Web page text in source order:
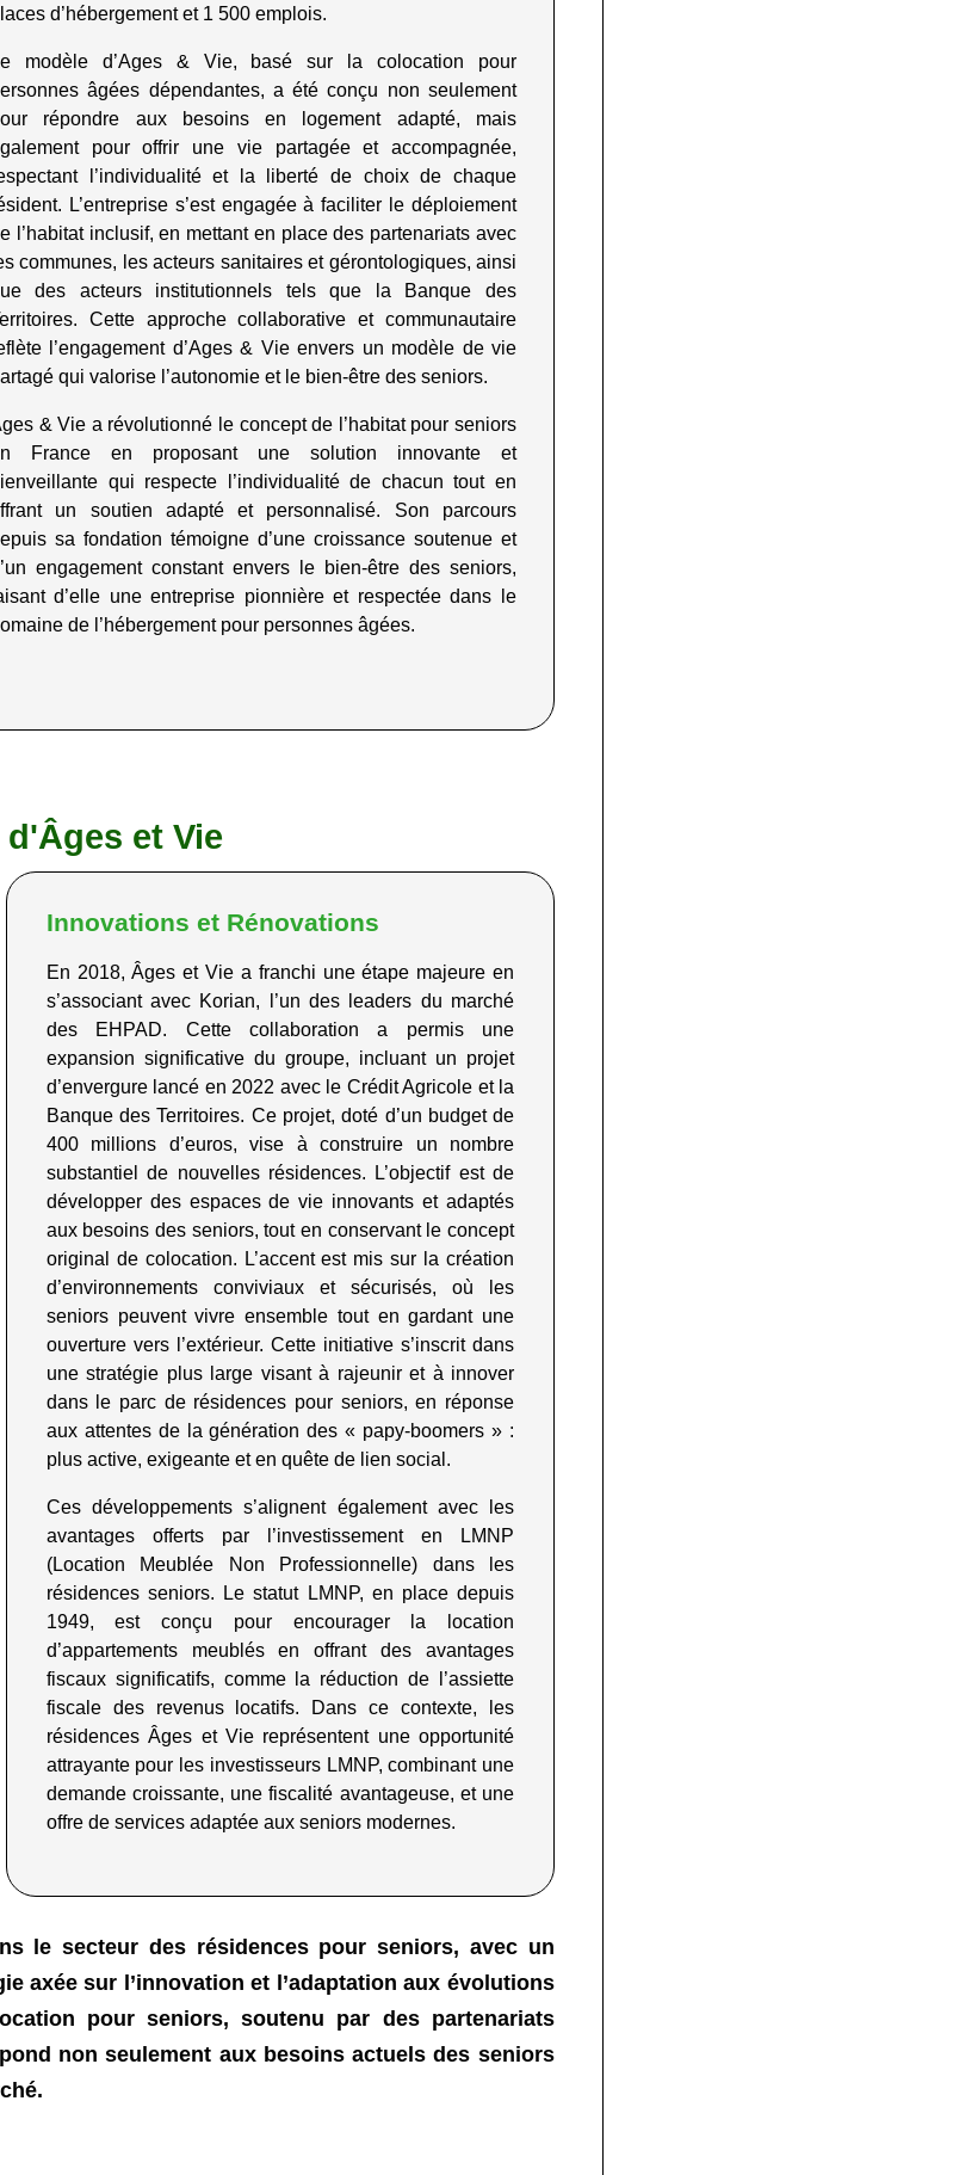
d’hébergement et 1 500 emplois.
modèle d’Ages & Vie, basé sur la colocation pour
âgées dépendantes, a été conçu non seulement
répondre aux besoins en logement adapté, mais
pour offrir une vie partagée et accompagnée,
l’individualité et la liberté de choix de chaque
L’entreprise s’est engagée à faciliter le déploiement
l’habitat inclusif, en mettant en place des partenariats avec
communes, les acteurs sanitaires et gérontologiques, ainsi
des acteurs institutionnels tels que la Banque des
Cette approche collaborative et communautaire
l’engagement d’Ages & Vie envers un modèle de vie
qui valorise l’autonomie et le bien-être des seniors.
& Vie a révolutionné le concept de l’habitat pour seniors
France en proposant une solution innovante et
qui respecte l’individualité de chacun tout en
un soutien adapté et personnalisé. Son parcours
sa fondation témoigne d’une croissance soutenue et
engagement constant envers le bien-être des seniors,
d’elle une entreprise pionnière et respectée dans le
de l’hébergement pour personnes âgées.
et Vie
Innovations et Rénovations
En 2018, Âges et Vie a franchi une étape majeure en
s’associant avec Korian, l’un des leaders du marché
des EHPAD. Cette collaboration a permis une
expansion significative du groupe, incluant un projet
d’envergure lancé en 2022 avec le Crédit Agricole et la
Banque des Territoires. Ce projet, doté d’un budget de
400 millions d’euros, vise à construire un nombre
substantiel de nouvelles résidences. L’objectif est de
développer des espaces de vie innovants et adaptés
aux besoins des seniors, tout en conservant le concept
original de colocation. L’accent est mis sur la création
d’environnements conviviaux et sécurisés, où les
seniors peuvent vivre ensemble tout en gardant une
ouverture vers l’extérieur. Cette initiative s’inscrit dans
une stratégie plus large visant à rajeunir et à innover
dans le parc de résidences pour seniors, en réponse
aux attentes de la génération des « papy-boomers » :
plus active, exigeante et en quête de lien social .
Ces développements s’alignent également avec les
avantages offerts par l’investissement en LMNP
(Location Meublée Non Professionnelle) dans les
résidences seniors. Le statut LMNP, en place depuis
1949, est conçu pour encourager la location
d’appartements meublés en offrant des avantages
fiscaux significatifs, comme la réduction de l’assiette
fiscale des revenus locatifs. Dans ce contexte, les
résidences Âges et Vie représentent une opportunité
attrayante pour les investisseurs LMNP, combinant une
demande croissante, une fiscalité avantageuse, et une
offre de services adaptée aux seniors modernes.
le secteur des résidences pour seniors, avec un
axée sur l’innovation et l’adaptation aux évolutions
pour seniors, soutenu par des partenariats
non seulement aux besoins actuels des seniors